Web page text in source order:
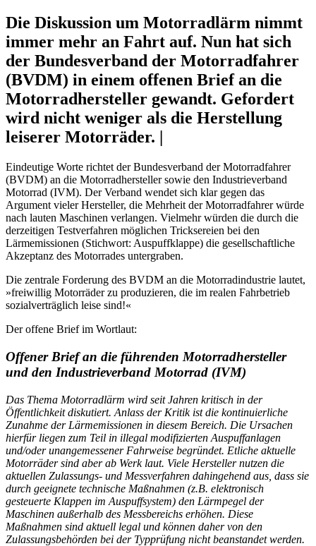
Die Diskussion um Motorradlärm nimmt
immer mehr an Fahrt auf. Nun hat sich
der Bundesverband der Motorradfahrer
(BVDM) in einem offenen Brief an die
Motorradhersteller gewandt. Gefordert
wird nicht weniger als die Herstellung
leiserer Motorräder. |
Eindeutige Worte richtet der Bundesverband der Motorradfahrer
(BVDM) an die Motorradhersteller sowie den Industrieverband
Motorrad (IVM). Der Verband wendet sich klar gegen das
Argument vieler Hersteller, die Mehrheit der Motorradfahrer würde
nach lauten Maschinen verlangen. Vielmehr würden die durch die
derzeitigen Testverfahren möglichen Tricksereien bei den
Lärmemissionen (Stichwort: Auspuffklappe) die gesellschaftliche
Akzeptanz des Motorrades untergraben.
Die zentrale Forderung des BVDM an die Motorradindustrie lautet,
»freiwillig Motorräder zu produzieren, die im realen Fahrbetrieb
sozialverträglich leise sind!«
Der offene Brief im Wortlaut:
Offener Brief an die führenden Motorradhersteller
und den Industrieverband Motorrad (IVM)
Das Thema Motorradlärm wird seit Jahren kritisch in der
Öffentlichkeit diskutiert. Anlass der Kritik ist die kontinuierliche
Zunahme der Lärmemissionen in diesem Bereich. Die Ursachen
hierfür liegen zum Teil in illegal modifizierten Auspuffanlagen
und/oder unangemessener Fahrweise begründet. Etliche aktuelle
Motorräder sind aber ab Werk laut. Viele Hersteller nutzen die
aktuellen Zulassungs- und Messverfahren dahingehend aus, dass sie
durch geeignete technische Maßnahmen (z.B. elektronisch
gesteuerte Klappen im Auspuffsystem) den Lärmpegel der
Maschinen außerhalb des Messbereichs erhöhen. Diese
Maßnahmen sind aktuell legal und können daher von den
Zulassungsbehörden bei der Typprüfung nicht beanstandet werden.